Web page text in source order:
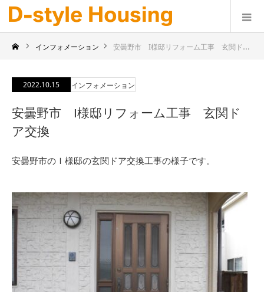
インフォメーション 安曇野市 I様邸リフォーム工事 玄関ドア交換
2022.10.15 インフォメーション
安曇野市 I様邸リフォーム工事 玄関ド
ア交換
安曇野市のＩ様邸の玄関ドア交換工事の様子です。